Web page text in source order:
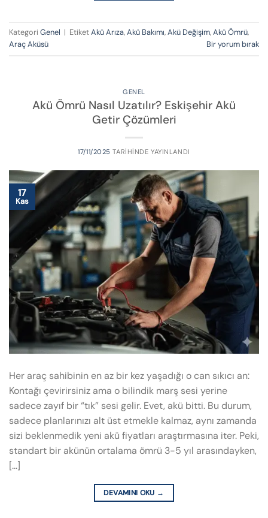
Kategori Genel | EtiketAkü Arıza,Akü Bakımı,Akü Değişim,Akü Ömrü,
Araç Aküsü
Bir yorum bırak
GENEL
Akü Ömrü Nasıl Uzatılır? Eskişehir Akü
Getir Çözümleri
17/11/2025 TARIHINDE YAYINLANDI
17
Kas
Her araç sahibinin en az bir kez yaşadığı o can sıkıcı an:
Kontağı çevirirsiniz ama o bilindik marş sesi yerine
sadece zayıf bir “tık” sesi gelir. Evet, akü bitti. Bu durum,
sadece planlarınızı alt üst etmekle kalmaz, aynı zamanda
sizi beklenmedik yeni akü fiyatları araştırmasına iter. Peki,
standart bir akünün ortalama ömrü 3-5 yıl arasındayken,
[…]
DEVAMINI OKU →